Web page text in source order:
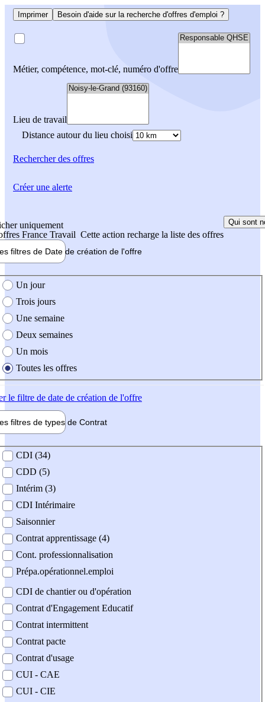
Imprimer Besoin d'aide sur la recherche d'offres d'emploi ?
Métier, compétence, mot-clé, numéro d'offre
Lieu de travail
Distance autour du lieu choisi
Rechercherdes offres
uniquement
France Travail Cette action recharge la liste des offres
Qui sont
filtres de Date de création de l'offre
création de l'offre
Un jour
Trois jours
Une semaine
Deux semaines
Un mois
Toutes les offres
le filtre de date de création de l'offre
filtres de types de Contrat
contrat
CDI (34)
CDD (5)
Intérim (3)
CDI Intérimaire
Saisonnier
Contrat apprentissage (4)
Cont. professionnalisation
Prépa.opérationnel.emploi
CDI de chantier ou d'opération
Contrat d'Engagement Educatif
Contrat intermittent
Contrat pacte
Contrat d'usage
CUI - CAE
CUI - CIE
Créer une alerte